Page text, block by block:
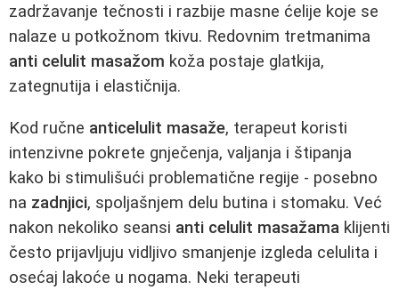
zadržavanje tečnosti i razbije masne ćelije koje se
nalaze u potkožnom tkivu. Redovnim tretmanima
anti celulit masažom koža postaje glatkija,
zategnutija i elastičnija.
Kod ručne anticelulit masaže, terapeut koristi
intenzivne pokrete gnječenja, valjanja i štipanja
kako bi stimulišući problematične regije - posebno
na zadnjici, spoljašnjem delu butina i stomaku. Već
nakon nekoliko seansi anti celulit masažama klijenti
često prijavljuju vidljivo smanjenje izgleda celulita i
osećaj lakoće u nogama. Neki terapeuti